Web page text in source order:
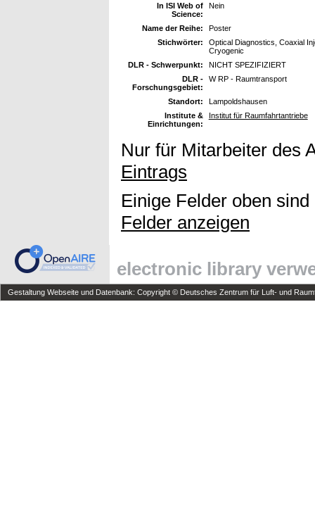
In ISI Web of
Science:
Nein
Name der Reihe:
Poster
Stichwörter:
Optical Diagnostics, Coaxial
Cryogenic
DLR - Schwerpunkt:
NICHT SPEZIFIZIERT
DLR -
Forschungsgebiet:
W RP - Raumtransport
Standort:
Lampoldshausen
Institute &
Einrichtungen:
Institut für Raumfahrtantriebe
Nur für Mitarbeiter des
Eintrags
Einige Felder oben
Felder anzeigen
electronic library
Gestaltung Webseite und Datenbank: Copyright © Deutsches Zentrum für Luft- und